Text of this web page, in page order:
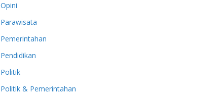
Opini
Parawisata
Pemerintahan
Pendidikan
Politik
Politik & Pemerintahan